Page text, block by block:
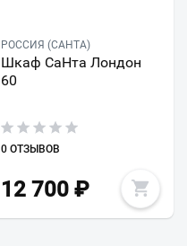
РОССИЯ (САНТА)
Шкаф СаНта Лондон
60
0 ОТЗЫВОВ
12 700₽